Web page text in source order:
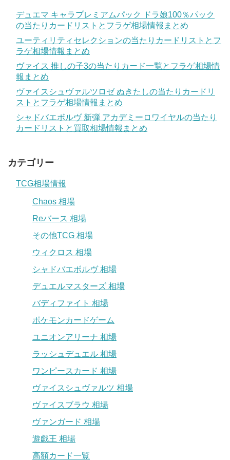
デュエマ キャラプレミアムパック ドラ娘100％パック
の当たりカードリストとフラゲ相場情報まとめ
ユーティリティセレクションの当たりカードリストとフ
ラゲ相場情報まとめ
ヴァイス 推しの子3の当たりカード一覧とフラゲ相場情
報まとめ
ヴァイスシュヴァルツロゼ ぬきたしの当たりカードリ
ストとフラゲ相場情報まとめ
シャドバエボルヴ 新弾 アカデミーロワイヤルの当たり
カードリストと買取相場情報まとめ
カテゴリー
TCG相場情報
Chaos 相場
Reバース 相場
その他TCG 相場
ウィクロス 相場
シャドバエボルヴ 相場
デュエルマスターズ 相場
バディファイト 相場
ポケモンカードゲーム
ユニオンアリーナ 相場
ラッシュデュエル 相場
ワンピースカード 相場
ヴァイスシュヴァルツ 相場
ヴァイスブラウ 相場
ヴァンガード 相場
遊戯王 相場
高額カード一覧